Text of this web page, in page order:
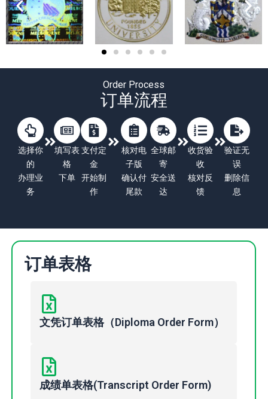
Order Process
订单流程
选择你
的
办理业
务
填写表
格
下单
支付定
金
开始制
作
核对电
子版
确认付
尾款
全球邮
寄
安全送
达
收货验
收
核对反
馈
验证无
误
删除信
息
订单表格
文凭订单表格（Diploma Order Form）
成绩单表格(Transcript Order Form)